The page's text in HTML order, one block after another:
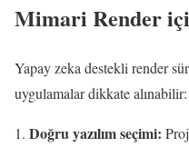
Mimari Render
Yapay zeka destekli render
uygulamalar dikkate alınabilir:
Doğru yazılım seçimi: